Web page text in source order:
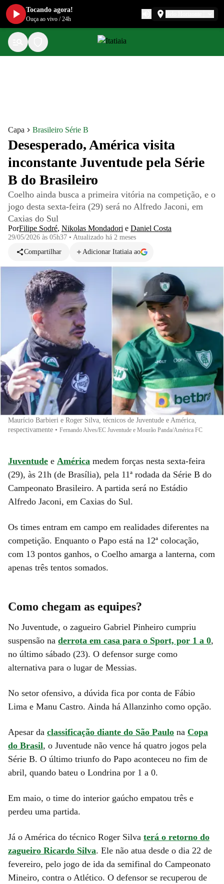
Capa Brasileiro Série B
Desesperado, América visita
inconstante Juventude pela Série
B do Brasileiro
Coelho ainda busca a primeira vitória na competição, e o
jogo desta sexta-feira (29) será no Alfredo Jaconi, em
Caxias do Sul
PorFilipe Sodré, Nikolas Mondadori e Daniel Costa
29/05/2026 às 05h37 • Atualizado há 2 meses
Compartilhar
Adicionar Itatiaia ao
Maurício Barbieri e Roger Silva, técnicos de Juventude e América,
respectivamente • Fernando Alves/EC Juventude e Mourão Panda/América FC
Juventude e América medem forças nesta sexta-feira
(29), às 21h (de Brasília), pela 11ª rodada da Série B do
Campeonato Brasileiro. A partida será no Estádio
Alfredo Jaconi, em Caxias do Sul.
Os times entram em campo em realidades diferentes na
competição. Enquanto o Papo está na 12ª colocação,
com 13 pontos ganhos, o Coelho amarga a lanterna, com
apenas três tentos somados.
Como chegam as equipes?
No Juventude, o zagueiro Gabriel Pinheiro cumpriu
suspensão na derrota em casa para o Sport, por 1 a 0,
no último sábado (23). O defensor surge como
alternativa para o lugar de Messias.
No setor ofensivo, a dúvida fica por conta de Fábio
Lima e Manu Castro. Ainda há Allanzinho como opção.
Apesar da classificação diante do São Paulo na Copa
do Brasil, o Juventude não vence há quatro jogos pela
Série B. O último triunfo do Papo aconteceu no fim de
abril, quando bateu o Londrina por 1 a 0.
Em maio, o time do interior gaúcho empatou três e
perdeu uma partida.
Já o América do técnico Roger Silva terá o retorno do
zagueiro Ricardo Silva. Ele não atua desde o dia 22 de
fevereiro, pelo jogo de ida da semifinal do Campeonato
Mineiro, contra o Atlético. O defensor se recuperou de
Tocando agora!
Ouça ao vivo /24h